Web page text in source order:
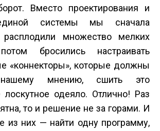
Вместо проектирования и
системы мы сначала
расплодили множество мелких
бросились настраивать
«коннекторы», которые должны
мнению, сшить это
лоскутное одеяло. Отлично! Раз
то и решение не за горами. И
из них — найти одну программу,